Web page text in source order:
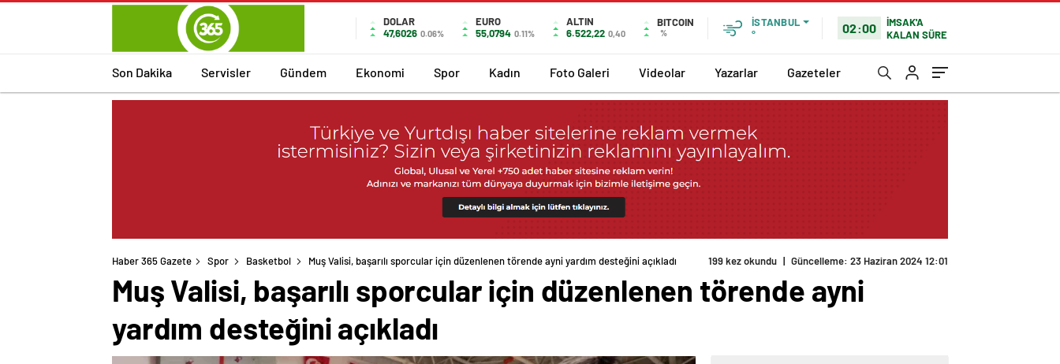
DOLAR
47,6026 0.06%
EURO
55,0794 0.11%
ALTIN
6.522,22 0,40
BITCOIN
%
İSTANBUL
°
02:00
İMSAK'A
KALAN SÜRE
Son Dakika Servisler Gündem Ekonomi Spor Kadın Foto Galeri Videolar Yazarlar Gazeteler
Haber 365 Gazete Spor Basketbol Muş Valisi, başarılı sporcular için düzenlenen törende ayni yardım desteğini açıkladı
Muş Valisi, başarılı sporcular için düzenlenen törende ayni
yardım desteğini açıkladı